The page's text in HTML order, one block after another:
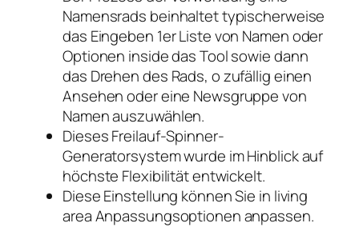
Namensrads beinhaltet typischerweise
das Eingeben 1er Liste von Namen oder
Optionen inside das Tool sowie dann
das Drehen des Rads, o zufällig einen
Ansehen oder eine Newsgruppe von
Namen auszuwählen.
Dieses Freilauf-Spinner-
Generatorsystem wurde im Hinblick auf
höchste Flexibilität entwickelt.
Diese Einstellung können Sie in living
area Anpassungsoptionen anpassen.